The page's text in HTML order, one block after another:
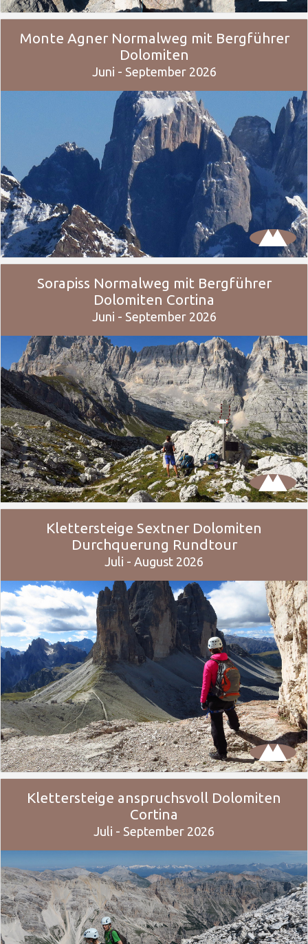
Monte Agner Normalweg mit Bergführer
Dolomiten
Juni - September 2026
Sorapiss Normalweg mit Bergführer
Dolomiten Cortina
Juni - September 2026
Klettersteige Sextner Dolomiten
Durchquerung Rundtour
Juli - August 2026
Klettersteige anspruchsvoll Dolomiten
Cortina
Juli - September 2026